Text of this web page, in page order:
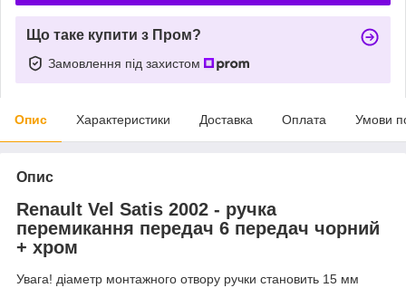
Що таке купити з Пром?
Замовлення під захистом
Опис Характеристики Доставка Оплата Умови
Опис
Renault Vel Satis 2002 - ручка
перемикання передач 6 передач чорний
+ хром
Увага! діаметр монтажного отвору ручки становить 15 мм